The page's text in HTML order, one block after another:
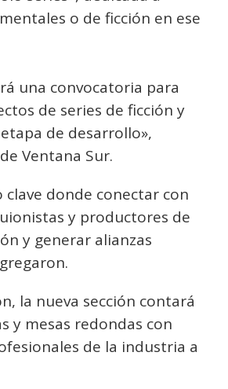
o de ficción en ese
una convocatoria para
de series de ficción y
de desarrollo»,
Ventana Sur.
clave donde conectar con
y productores de
y generar alianzas
la nueva sección contará
y mesas redondas con
de la industria a